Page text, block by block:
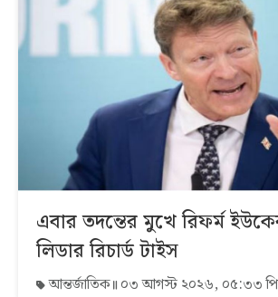
এবার তদন্তের মুখে রিফর্ম
লিডার রিচার্ড টাইস
আন্তর্জাতিক ০৩ আগস্ট ২০২৬, ০৫:৩৩